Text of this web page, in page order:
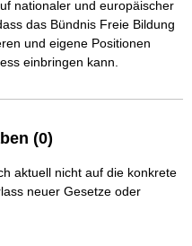
nationaler und europäischer
das Bündnis Freie Bildung
und eigene Positionen
einbringen kann.
(0)
aktuell nicht auf die konkrete
neuer Gesetze oder